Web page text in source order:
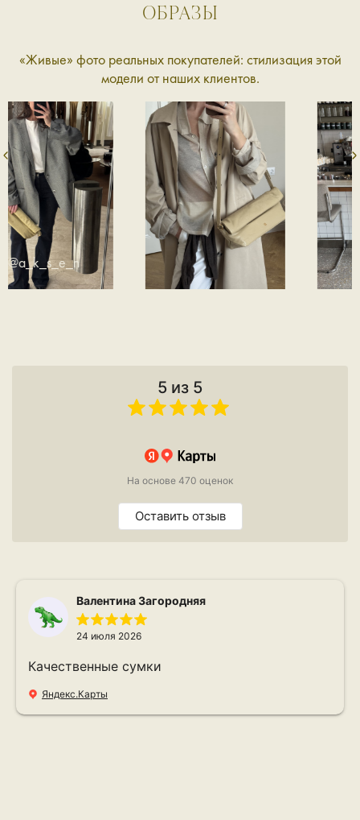
ОБРАЗЫ
«Живые» фото реальных покупателей: стилизация этой
модели от наших клиентов.
@n.n.she
5 из 5
На основе 470 оценок
Оставить отзыв
Валентина Загородняя
24 июля 2026
Качественные сумки
Яндекс.Карты